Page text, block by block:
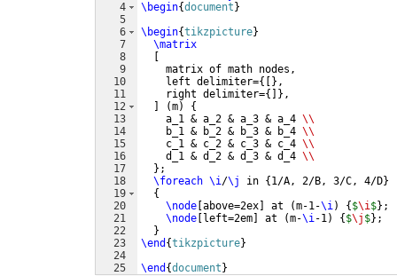
4
5
6
7
8
9
10
11
12
13
14
15
16
17
18
19
20
21
22
23
24
25
\begin{document }
\begin{tikzpicture}
\matrix
    matrix of math nodes,
    left delimiter=
{[ } ,
    right delimiter=
{ ]} ,
(m)
{
    a_1 & a_2 & a_3 & a_4
\\
    b_1 & b_2 & b_3 & b_4
\\
    c_1 & c_2 & c_3 & c_4
\\
    d_1 & d_2 & d_3 & d_4
\\
} ;
\foreach \i/\j in { 1/A, 2/B, 3/C, 4/D}
{
\node above=2ex at (m-1-\i) { $\i$} ;
\node
left=2em at (m-\i-1) { $\j $} ;
}
\end {tikzpicture}
\end {document }